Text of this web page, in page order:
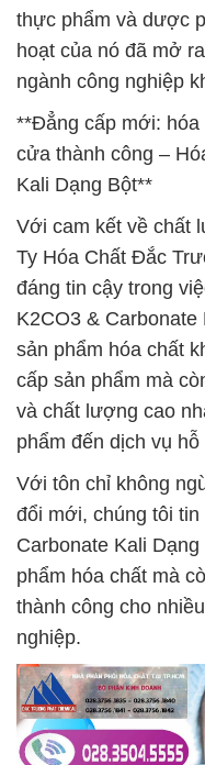
thực phẩm và dược
hoạt của nó đã mở
ngành công nghiệp
**Đẳng cấp mới:
cửa thành công –
Kali Dạng Bột**
Với cam kết về chất
Ty Hóa Chất Đắc
đáng tin cậy trong
K2CO3 &
sản phẩm hóa chất
cấp sản phẩm mà
và chất lượng cao
phẩm đến dịch vụ
Với tôn chỉ không
đổi mới, chúng tôi
Carbonate Kali
phẩm hóa chất mà
thành công cho
nghiệp.